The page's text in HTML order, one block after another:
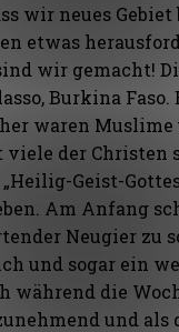
wir neues Gebiet
etwas
wir gemacht!
Burkina Faso.
waren Muslime
der Christen
Geist-
Am Anfang
Neugier zu
und sogar ein
während die
und als